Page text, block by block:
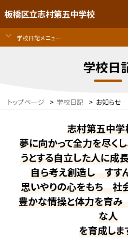
板橋区立志村第五中学校
学校日記メニュー
学校日
トップページ > 学校日記 > お知らせ
志村第五中学
夢に向かって全力を尽く
うとする自立した人に成
自ら考え創造し すす
思いやりの心をもち 社
豊かな情操と体力を育
な人
を育成しま